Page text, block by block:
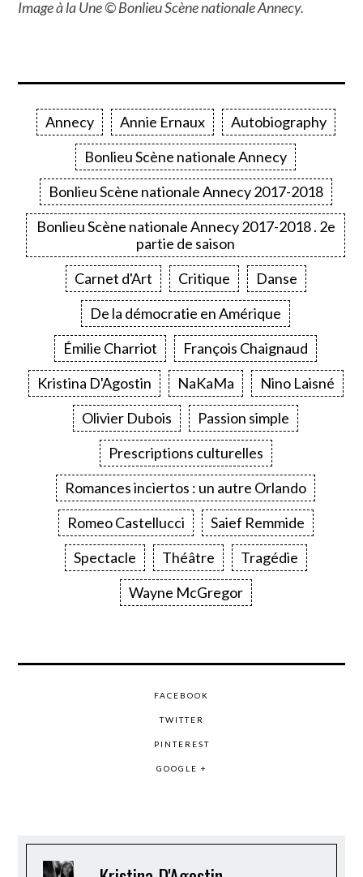
Image à la Une © Bonlieu Scène nationale Annecy.
Annecy Annie Ernaux
Autobiography
Bonlieu Scène nationale Annecy
Bonlieu Scène nationale Annecy 2017-2018
Bonlieu Scène nationale Annecy 2017-2018 . 2e
partie de saison
Carnet d'Art
Critique
Danse
De la démocratie en Amérique
Émilie Charriot
François Chaignaud
Kristina D'Agostin
NaKaMa
Nino Laisné
Olivier Dubois
Passion simple
Prescriptions culturelles
Romances inciertos : un autre Orlando
Romeo Castellucci
Saief Remmide
Spectacle
Théâtre
Tragédie
Wayne McGregor
FACEBOOK
TWITTER
PINTEREST
GOOGLE +